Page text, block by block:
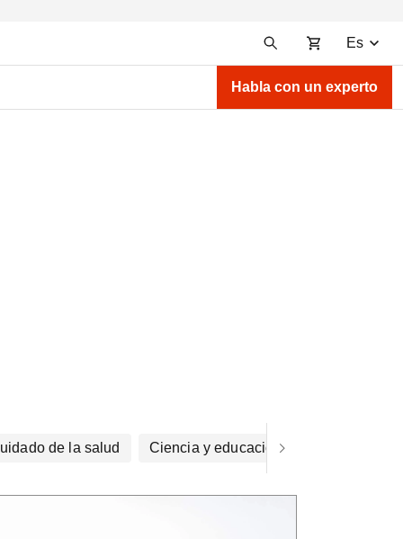
Es
Habla con un experto
de la salud Ciencia y educación